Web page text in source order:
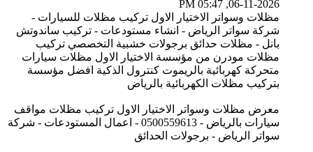
06-11-2026, 05:47 PM
مظلات وسواتر الاختيار الاول تركيب مظلات للسيارات -
شركة سواتر الرياض - انشاء مستودعات - تركيب ساندوتش
بانل - مظلات حدائق برجولات خشبية التخصصي تركيب
مظلات مودرن من مؤسسة الاختيار الاول مظلات سيارات
متحركة كهربائية بالريموت كنترول الذكية افضل مؤسسة
بتركيب مظلات الكهربائية بالرياض
معرض مظلات وسواتر الاختيار الاول تركيب مظلات مواقف
سيارات بالرياض - 0500559613 - اعمال المستودعات - شركة
سواتر الرياض - برجولات الحدائق